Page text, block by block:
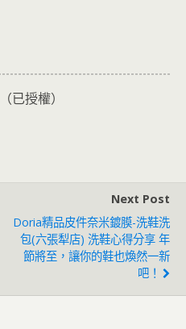
（已授權）
Next Post
Doria精品皮件奈米鍍膜-洗鞋洗
包(六張犁店) 洗鞋心得分享 年
節將至，讓你的鞋也煥然一新
吧！